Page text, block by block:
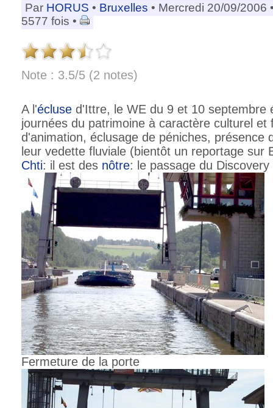
Par HORUS • Bruxelles • Mercredi 20/09/2006
5577 fois •
Note : 3.5/5 (2 notes)
A l'écluse d'Ittre, le WE du 9 et 10 septembre
journées du patrimoine à caractère culturel et
d'animation, éclusage de péniches, présence
leur vedette fluviale (bientôt un reportage sur
Chti: il est des nôtre: le passage du Discovery
Fermeture de la porte